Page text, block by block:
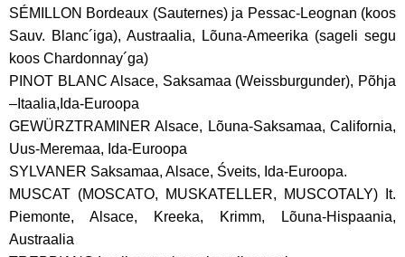
SÉMILLON Bordeaux (Sauternes) ja Pessac-Leognan (koos
Sauv. Blanc´iga), Austraalia, Lõuna-Ameerika (sageli segu
koos Chardonnay´ga)
PINOT BLANC Alsace, Saksamaa (Weissburgunder), Põhja
–Itaalia,Ida-Euroopa
GEWÜRZTRAMINER Alsace, Lõuna-Saksamaa, California,
Uus-Meremaa, Ida-Euroopa
SYLVANER Saksamaa, Alsace, Śveits, Ida-Euroopa.
MUSCAT (MOSCATO, MUSKATELLER, MUSCOTALY) It.
Piemonte, Alsace, Kreeka, Krimm, Lõuna-Hispaania,
Austraalia